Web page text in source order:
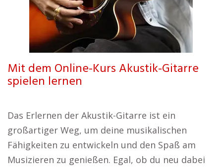
Mit dem Online-Kurs Akustik-Gitarre
spielen lernen
Das Erlernen der Akustik-Gitarre ist ein
großartiger Weg, um deine musikalischen
Fähigkeiten zu entwickeln und den Spaß am
Musizieren zu genießen. Egal, ob du neu dabei